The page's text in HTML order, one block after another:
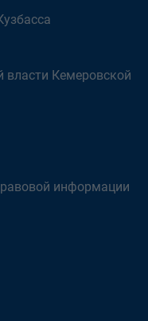
власти Кемеровской
информации